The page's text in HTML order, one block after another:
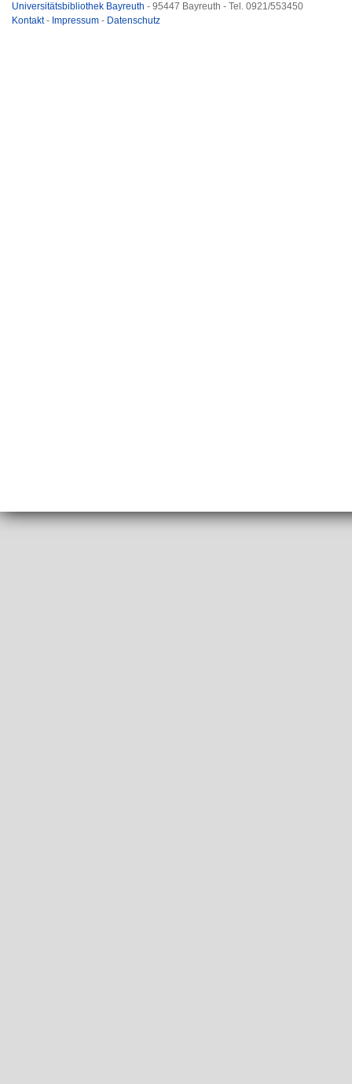
Universitätsbibliothek Bayreuth - 95447 Bayreuth - Tel. 0921/553450
Kontakt- Impressum - Datenschutz